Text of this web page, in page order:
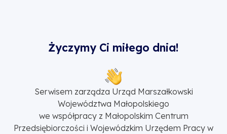
Życzymy Ci miłego dnia!
Serwisem zarządza Urząd Marszałkowski
Województwa Małopolskiego
we współpracy z Małopolskim Centrum
Przedsiębiorczości i Wojewódzkim Urzędem Pracy w